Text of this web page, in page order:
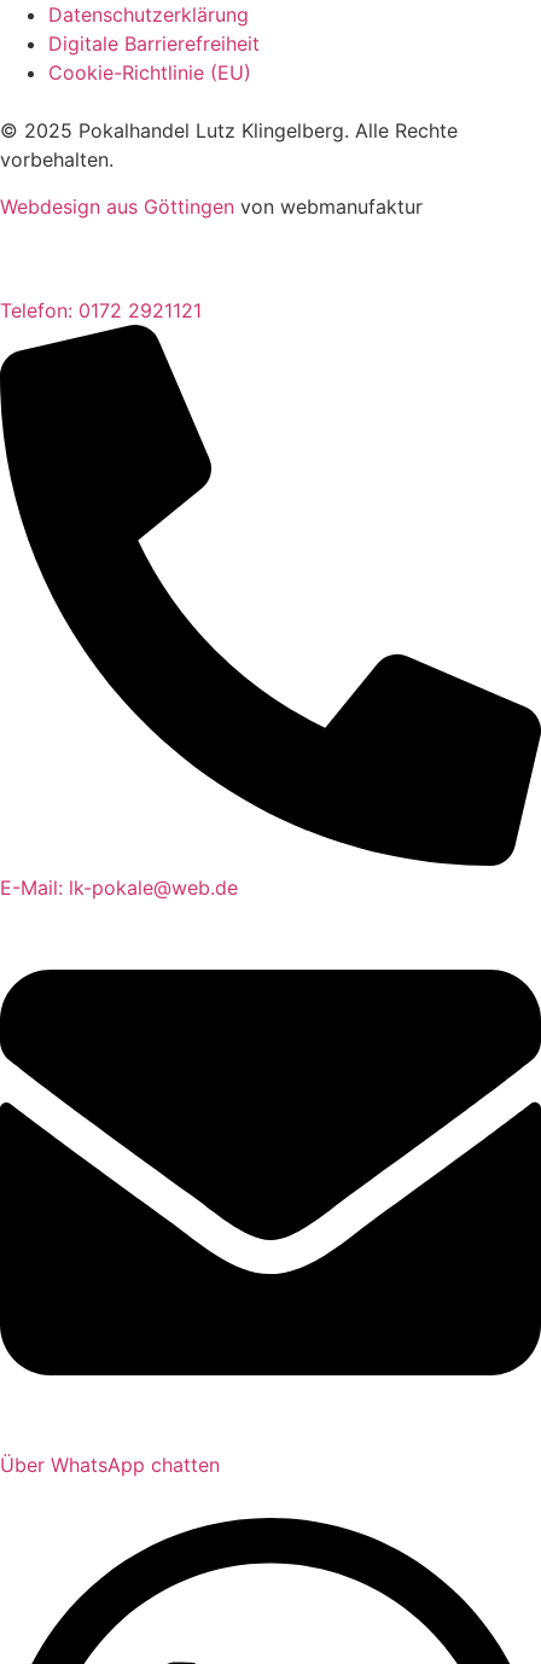
Datenschutzerklärung
Digitale Barrierefreiheit
Cookie-Richtlinie (EU)
© 2025 Pokalhandel Lutz Klingelberg. Alle Rechte
vorbehalten.
Webdesign aus Göttingen von webmanufaktur
Telefon: 0172 2921121
E-Mail: lk-pokale@web.de
Über WhatsApp chatten